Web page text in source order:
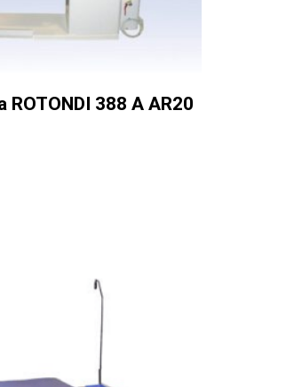
ROTONDI 388 A AR20